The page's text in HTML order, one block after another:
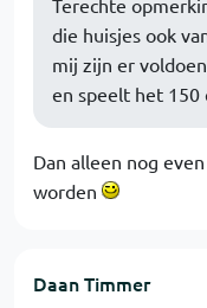
Terechte
die huisjes ook
mij zijn er
en speelt het 150
Dan alleen nog
worden
Daan Timmer